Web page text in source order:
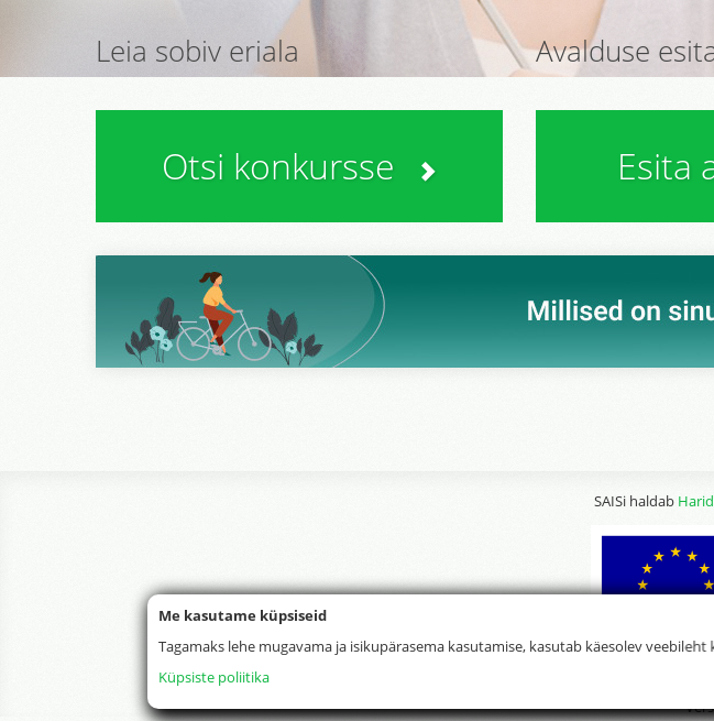
Leia sobiv eriala
Otsi konkursse
Avalduse
Esita
Me kasutame küpsiseid
Tagamaks lehe mugavama ja isikupärasema kasutamise, kasutab käesolev veebileht
Küpsiste poliitika
SAISi haldab